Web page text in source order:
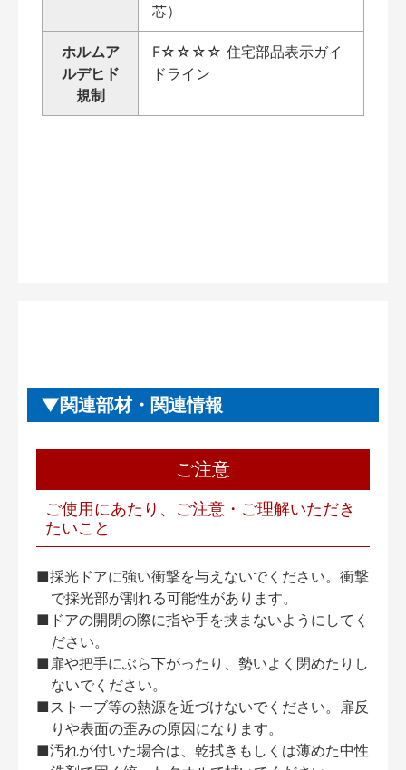
芯）
ホルムア
ルデヒド
規制
F☆☆☆☆ 住宅部品表示ガイ
ドライン
関連部材・関連情報
ご注意
ご使用にあたり、ご注意・ご理解いただき
たいこと
■採光ドアに強い衝撃を与えないでください。衝撃
で採光部が割れる可能性があります。
■ドアの開閉の際に指や手を挟まないようにしてく
ださい。
■扉や把手にぶら下がったり、勢いよく閉めたりし
ないでください。
■ストーブ等の熱源を近づけないでください。扉反
りや表面の歪みの原因になります。
■汚れが付いた場合は、乾拭きもしくは薄めた中性